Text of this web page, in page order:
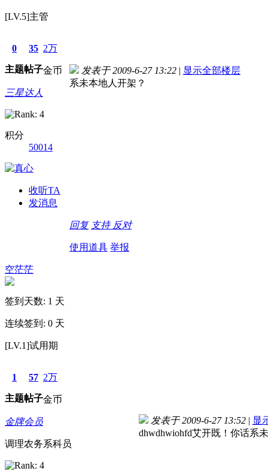
[LV.5]主管
0
主题
35
帖子
2万
金币
三星达人
积分
50014
收听TA
发消息
发表于 2009-6-27 13:22 | 显示全部楼层
系未本地人开架？
回复 支持 反对
使用道具 举报
空茫茫
签到天数: 1 天
连续签到: 0 天
[LV.1]试用期
1
主题
57
帖子
2万
金币
金牌会员
调理农务系科员
发表于 2009-6-27 13:52 | 显
dhwdhwiohfd艾开既！你话系